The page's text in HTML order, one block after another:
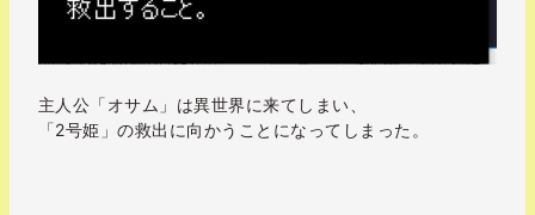
主人公「オサム」は異世界に来てしまい、
「2号姫」の救出に向かうことになってしまった。